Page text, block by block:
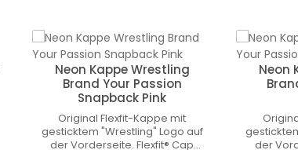
Neon Kappe Wrestling
Brand Your Passion
Snapback Pink
Original Flexfit-Kappe mit
gesticktem "Wrestling" Logo auf
der Vorderseite. Flexfit® Cap
Neon
der